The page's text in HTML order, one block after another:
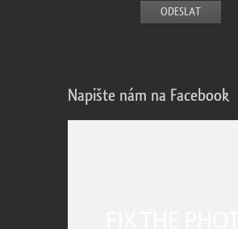
Napište nám na Facebook